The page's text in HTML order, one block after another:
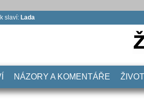
slaví: Lada
NÁZORY A KOMENTÁŘE